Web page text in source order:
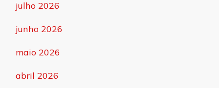
julho 2026
junho 2026
maio 2026
abril 2026